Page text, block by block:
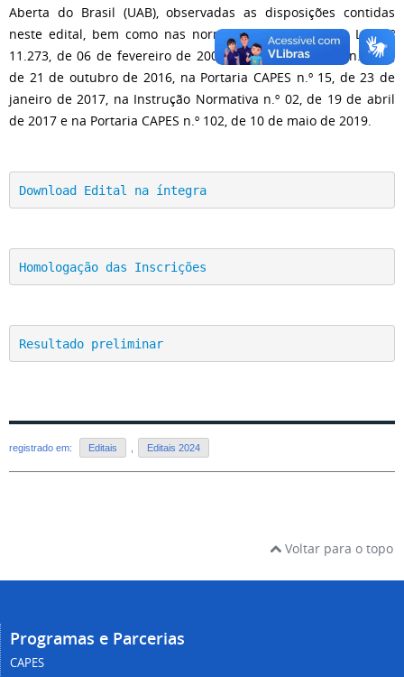
Aberta do Brasil (UAB), observadas as disposições contidas
neste edital, bem como nas normas estabelecidas na Lei n.º
11.273, de 06 de fevereiro de 2006, na Portaria CAPES n.º 183,
de 21 de outubro de 2016, na Portaria CAPES n.º 15, de 23 de
janeiro de 2017, na Instrução Normativa n.º 02, de 19 de abril
de 2017 e na Portaria CAPES n.º 102, de 10 de maio de 2019.
Download Edital na íntegra
Homologação das Inscrições
Resultado preliminar
registrado em: Editais Editais 2024
Voltar para o topo
Programas e Parcerias
CAPES